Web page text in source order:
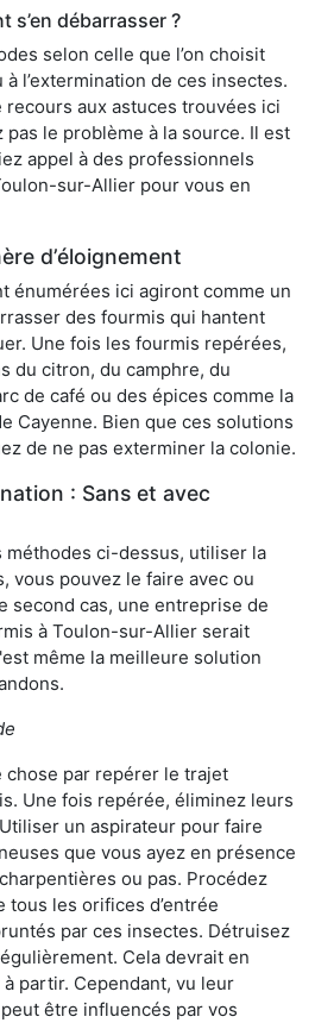
s’en débarrasser ?
selon celle que l’on choisit
à l’extermination de ces insectes.
aux astuces trouvées ici
le problème à la source. Il est
appel à des professionnels
sur-Allier pour vous en
d’éloignement
énumérées ici agiront comme un
des fourmis qui hantent
Une fois les fourmis repérées,
du citron, du camphre, du
de café ou des épices comme la
Cayenne. Bien que ces solutions
de ne pas exterminer la colonie.
: Sans et avec
méthodes ci-dessus, utiliser la
vous pouvez le faire avec ou
second cas, une entreprise de
à Toulon-sur-Allier serait
même la meilleure solution
chose par repérer le trajet
Une fois repérée, éliminez leurs
un aspirateur pour faire
que vous ayez en présence
ou pas. Procédez
tous les orifices d’entrée
par ces insectes. Détruisez
Cela devrait en
partir. Cependant, vu leur
être influencés par vos